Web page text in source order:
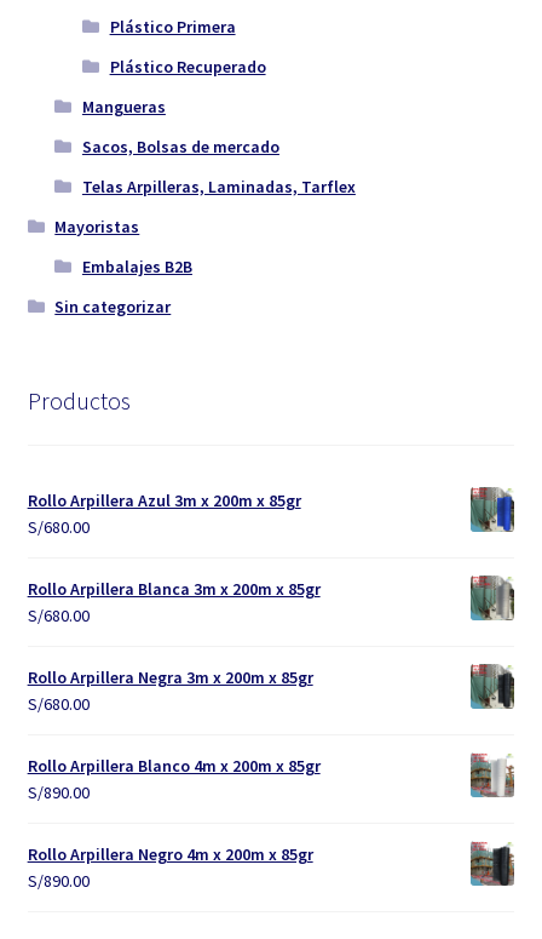
Plástico Primera
Plástico Recuperado
Mangueras
Sacos, Bolsas de mercado
Telas Arpilleras, Laminadas, Tarflex
Mayoristas
Embalajes B2B
Sin categorizar
Productos
Rollo Arpillera Azul 3m x 200m x 85gr
S/680.00
Rollo Arpillera Blanca 3m x 200m x 85gr
S/680.00
Rollo Arpillera Negra 3m x 200m x 85gr
S/680.00
Rollo Arpillera Blanco 4m x 200m x 85gr
S/890.00
Rollo Arpillera Negro 4m x 200m x 85gr
S/890.00